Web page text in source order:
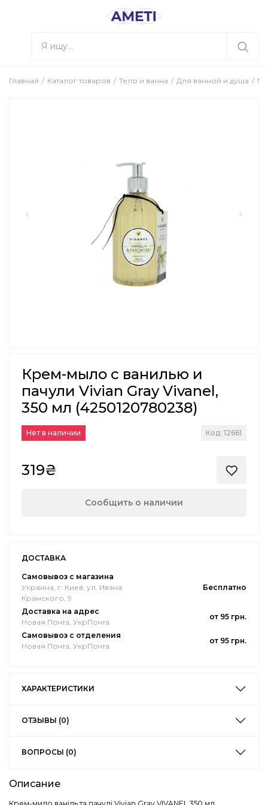
Главная Каталог товаров Тело и ванна Для ванной и душа
Крем-мыло с ванилью и
пачули Vivian Gray Vivanel,
350 мл (4250120780238)
Нет в наличии Код: 12661
319₴
Сообщить о наличии
ДОСТАВКА
Самовывоз с магазина
Украина, г. Киев, ул. Ивана
Крамского, 9
Бесплатно
Доставка на адрес
Новая Почта, УкрПочта
от 95 грн.
Самовывоз с отделения
Новая Почта, УкрПочта
от 95 грн.
ХАРАКТЕРИСТИКИ
ОТЗЫВЫ (0)
ВОПРОСЫ (0)
Описание